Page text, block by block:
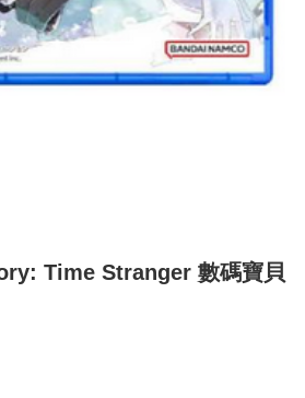
Time Stranger 數碼寶貝